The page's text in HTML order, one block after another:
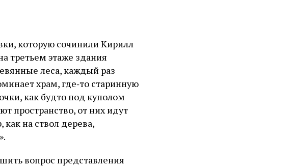
которую сочинили Кирилл
третьем этаже здания
леса, каждый раз
храм, где‑то старинную
как будто под куполом
пространство, от них идут
на ствол дерева,
вопрос представления